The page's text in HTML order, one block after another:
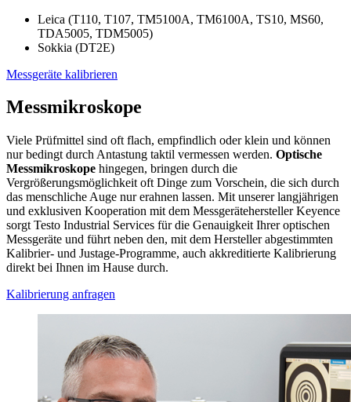
Leica (T110, T107, TM5100A, TM6100A, TS10, MS60,
TDA5005, TDM5005)
Sokkia (DT2E)
Messgeräte kalibrieren
Messmikroskope
Viele Prüfmittel sind oft flach, empfindlich oder klein und können
nur bedingt durch Antastung taktil vermessen werden. Optische
Messmikroskope hingegen, bringen durch die
Vergrößerungsmöglichkeit oft Dinge zum Vorschein, die sich durch
das menschliche Auge nur erahnen lassen. Mit unserer langjährigen
und exklusiven Kooperation mit dem Messgerätehersteller Keyence
sorgt Testo Industrial Services für die Genauigkeit Ihrer optischen
Messgeräte und führt neben den, mit dem Hersteller abgestimmten
Kalibrier- und Justage-Programme, auch akkreditierte Kalibrierung
direkt bei Ihnen im Hause durch.
Kalibrierung anfragen